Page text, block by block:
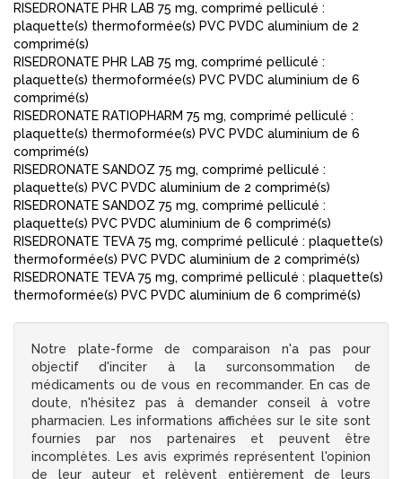
RISEDRONATE PHR LAB 75 mg, comprimé pelliculé :
plaquette(s) thermoformée(s) PVC PVDC aluminium de 2
comprimé(s)
RISEDRONATE PHR LAB 75 mg, comprimé pelliculé :
plaquette(s) thermoformée(s) PVC PVDC aluminium de 6
comprimé(s)
RISEDRONATE RATIOPHARM 75 mg, comprimé pelliculé :
plaquette(s) thermoformée(s) PVC PVDC aluminium de 6
comprimé(s)
RISEDRONATE SANDOZ 75 mg, comprimé pelliculé :
plaquette(s) PVC PVDC aluminium de 2 comprimé(s)
RISEDRONATE SANDOZ 75 mg, comprimé pelliculé :
plaquette(s) PVC PVDC aluminium de 6 comprimé(s)
RISEDRONATE TEVA 75 mg, comprimé pelliculé : plaquette(s)
thermoformée(s) PVC PVDC aluminium de 2 comprimé(s)
RISEDRONATE TEVA 75 mg, comprimé pelliculé : plaquette(s)
thermoformée(s) PVC PVDC aluminium de 6 comprimé(s)
Notre plate-forme de comparaison n'a pas pour
objectif d'inciter à la surconsommation de
médicaments ou de vous en recommander. En cas de
doute, n'hésitez pas à demander conseil à votre
pharmacien. Les informations affichées sur le site sont
fournies par nos partenaires et peuvent être
incomplètes. Les avis exprimés représentent l'opinion
de leur auteur et relèvent entièrement de leurs